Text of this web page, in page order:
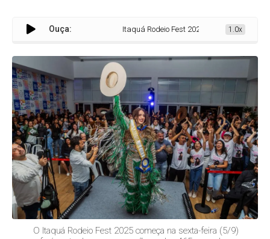
Ouça: Itaquá Rodeio Fest 2025 elege rainha e
1.0x
O Itaquá Rodeio Fest 2025 começa na sexta-feira (5/9)